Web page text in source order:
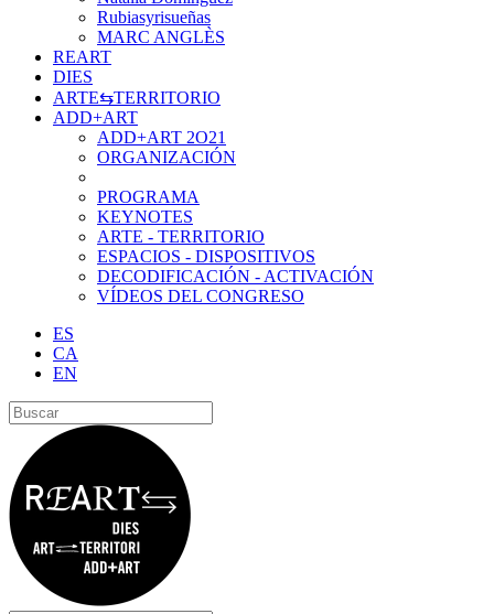
Rubiasyrisueñas
MARC ANGLÈS
REART
DIES
ARTE⇆TERRITORIO
ADD+ART
ADD+ART 2O21
ORGANIZACIÓN
PROGRAMA
KEYNOTES
ARTE - TERRITORIO
ESPACIOS - DISPOSITIVOS
DECODIFICACIÓN - ACTIVACIÓN
VÍDEOS DEL CONGRESO
ES
CA
EN